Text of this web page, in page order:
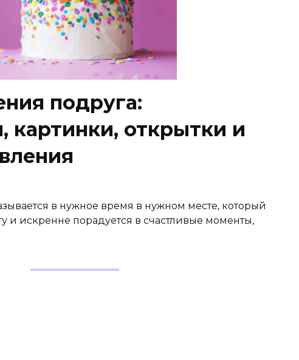
подруга:
картинки, открытки и
в нужное время в нужном месте, который
и искренне порадуется в счастливые моменты,